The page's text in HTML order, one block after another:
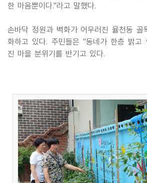
한 마음뿐이다."라고 말했다.
손바닥 정원과 벽화가 어우러진 율천동 골
화하고 있다. 주민들은 "동네가 한층 밝고
진 마을 분위기를 반기고 있다.